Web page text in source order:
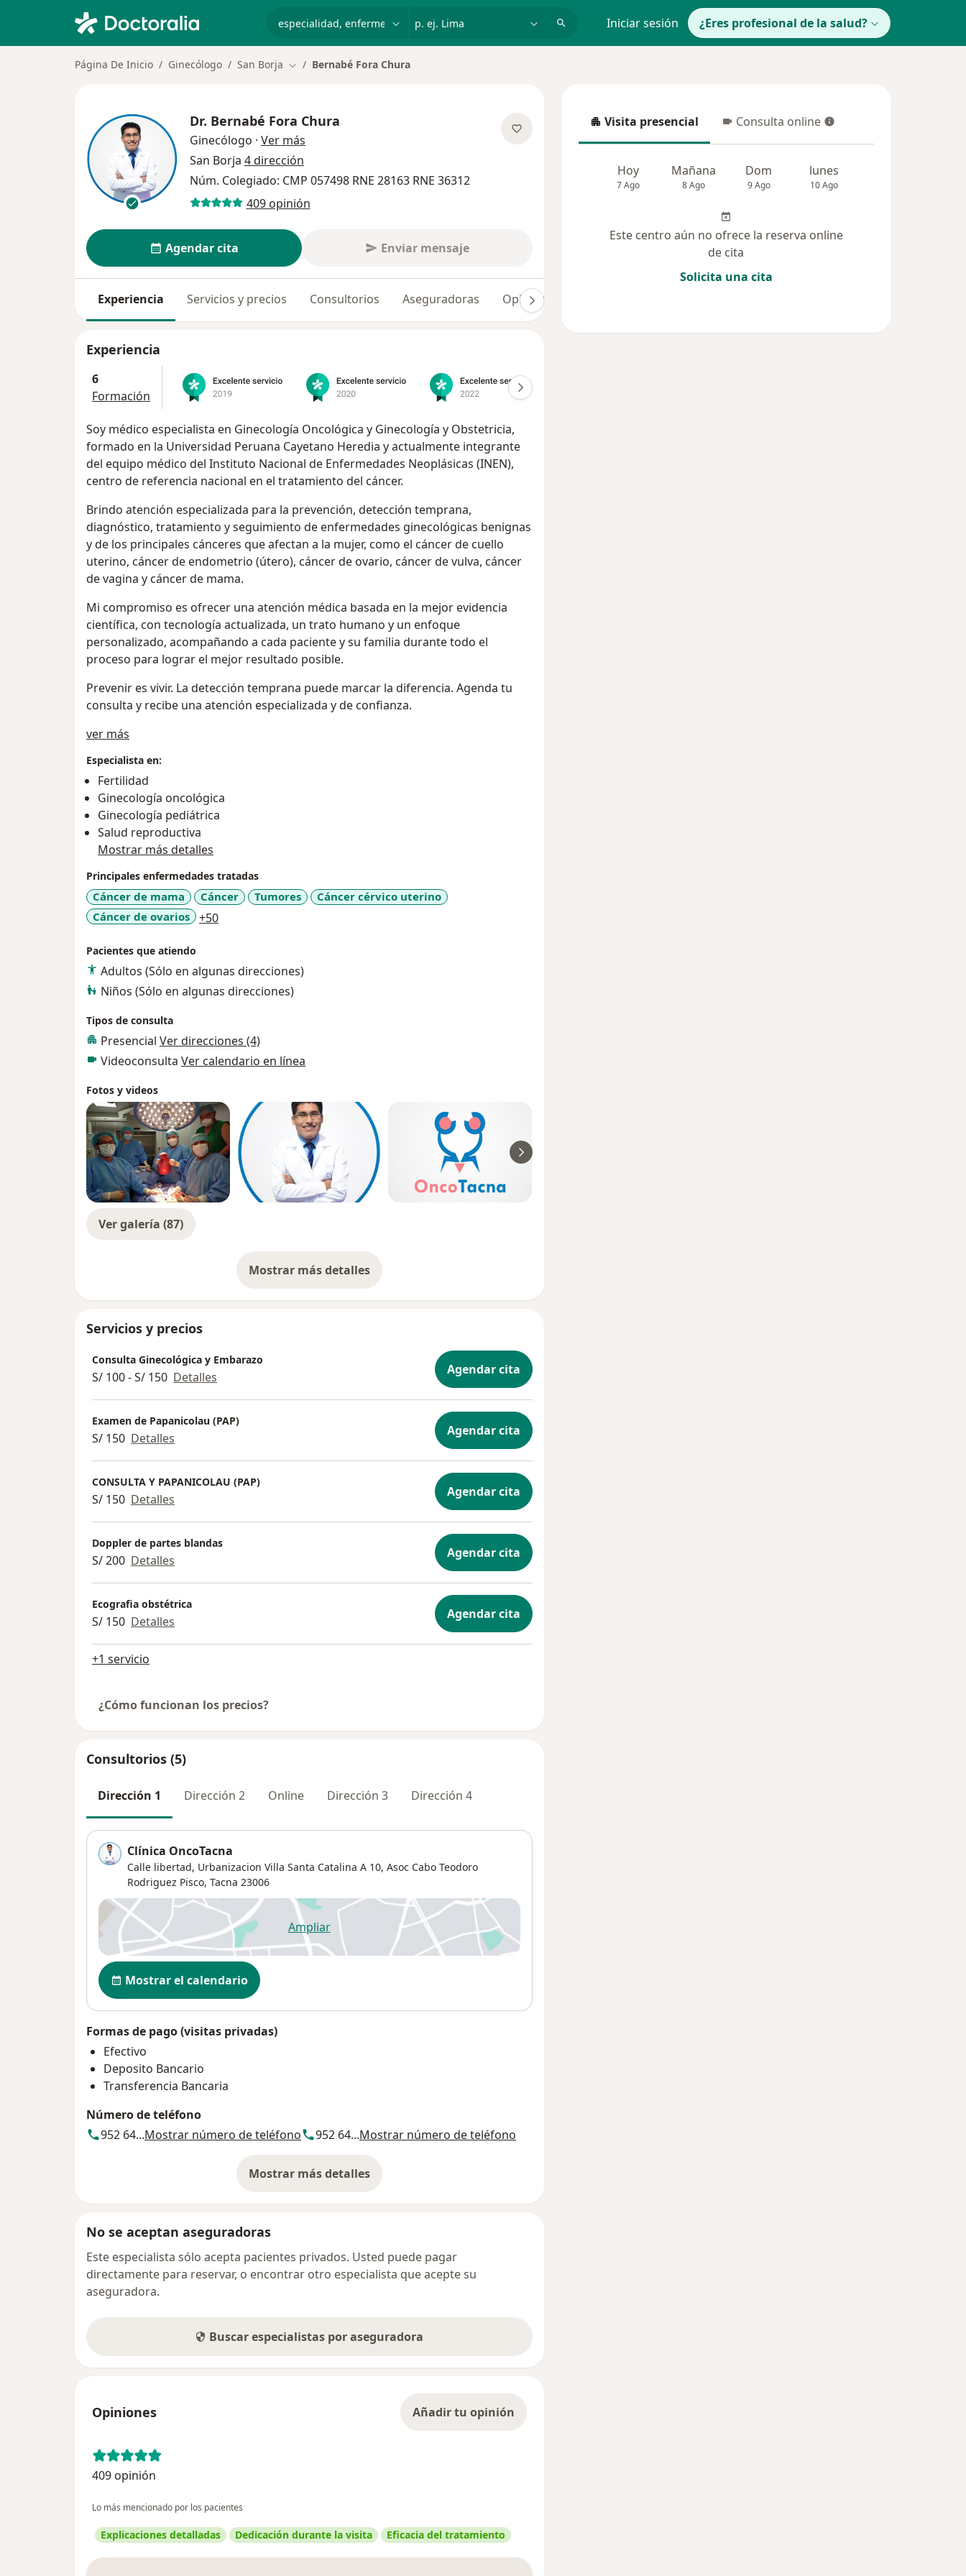
Iniciar sesión ¿Eres profesional de la salud?
Página De Inicio Ginecólogo San Borja Cambiar de ciudad
Bernabé Fora Chura
Dr. Bernabé Fora Chura
Ginecólogo · Ver más
San Borja 4 dirección
Núm. Colegiado: CMP 057498 RNE 28163 RNE 36312
409 opinión
Agendar cita Enviar mensaje
Experiencia Servicios y precios Consultorios Aseguradoras Opiniones (409)
Experiencia
6
Formación
Soy médico especialista en Ginecología Oncológica y Ginecología y Obstetricia,
formado en la Universidad Peruana Cayetano Heredia y actualmente integrante
del equipo médico del Instituto Nacional de Enfermedades Neoplásicas (INEN),
centro de referencia nacional en el tratamiento del cáncer.
Brindo atención especializada para la prevención, detección temprana,
diagnóstico, tratamiento y seguimiento de enfermedades ginecológicas benignas
y de los principales cánceres que afectan a la mujer, como el cáncer de cuello
uterino, cáncer de endometrio (útero), cáncer de ovario, cáncer de vulva, cáncer
de vagina y cáncer de mama.
Mi compromiso es ofrecer una atención médica basada en la mejor evidencia
científica, con tecnología actualizada, un trato humano y un enfoque
personalizado, acompañando a cada paciente y su familia durante todo el
proceso para lograr el mejor resultado posible.
Prevenir es vivir. La detección temprana puede marcar la diferencia. Agenda tu
consulta y recibe una atención especializada y de confianza.
ver más
Especialista en:
Fertilidad
Ginecología oncológica
Ginecología pediátrica
Salud reproductiva
Mostrar más detalles
Principales enfermedades tratadas
Cáncer de mama Cáncer Tumores
Cáncer cérvico uterino
Cáncer de ovarios
+50a11y_sr_more_diseases
Pacientes que atiendo
Adultos (Sólo en algunas direcciones)
Niños (Sólo en algunas direcciones)
Tipos de consulta
Presencial Ver direcciones (4)
Videoconsulta Ver calendario en línea
Fotos y videos
Ver galería (87)
Mostrar más detalles
sobre la experiencia
Servicios y precios
Consulta Ginecológica y Embarazo
S/ 100 - S/ 150 Detalles Agendar cita
Examen de Papanicolau (PAP)
S/ 150 Detalles Agendar cita
CONSULTA Y PAPANICOLAU (PAP)
S/ 150 Detalles Agendar cita
Doppler de partes blandas
S/ 200 Detalles Agendar cita
Ecografia obstétrica
S/ 150 Detalles Agendar cita
+1 servicio
¿Cómo funcionan los precios?
Consultorios (5)
Dirección 1 Dirección 2 Online Dirección 3 Dirección 4
Clínica OncoTacna
Calle libertad, Urbanizacion Villa Santa Catalina A 10, Asoc Cabo Teodoro
Rodriguez Pisco, Tacna 23006
Ampliarse abre en una nueva pestaña
Disponibilidad
Mostrar el calendario
Formas de pago (visitas privadas)
Efectivo
Deposito Bancario
Transferencia Bancaria
Número de teléfono
952 64...Mostrar número de teléfono 952 64...Mostrar número de teléfono
Mostrar más detalles
sobre la dirección
No se aceptan aseguradoras
Este especialista sólo acepta pacientes privados. Usted puede pagar
directamente para reservar, o encontrar otro especialista que acepte su
aseguradora.
Buscar especialistas por aseguradora
Opiniones Añadir tu opinión
409 opinión
Lo más mencionado por los pacientes
Explicaciones detalladas Dedicación durante la visita Eficacia del tratamiento
Visita presencial
Visita presencial Consulta online
Consulta online
Hoy
7 Ago
Mañana
8 Ago
Dom
9 Ago
lunes
10 Ago
Este centro aún no ofrece la reserva online
de cita
Solicita una cita